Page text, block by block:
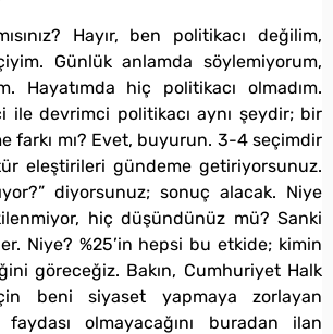
Hayır, ben politikacı değilim,
Günlük anlamda söylemiyorum,
Hayatımda hiç politikacı olmadım.
ile devrimci politikacı aynı şeydir; bir
farkı mı? Evet, buyurun. 3-4 seçimdir
eleştirileri gündeme getiriyorsunuz.
diyorsunuz; sonuç alacak. Niye
hiç düşündünüz mü? Sanki
Niye? %25’in hepsi bu etkide; kimin
göreceğiz. Bakın, Cumhuriyet Halk
beni siyaset yapmaya zorlayan
faydası olmayacağını buradan ilan